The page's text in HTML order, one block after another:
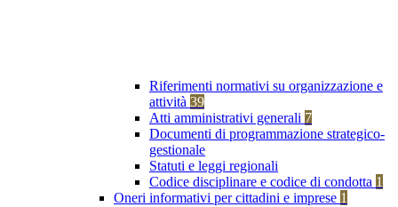
Riferimenti normativi su organizzazione e
attività 39
Atti amministrativi generali 7
Documenti di programmazione strategico-
gestionale
Statuti e leggi regionali
Codice disciplinare e codice di condotta 1
Oneri informativi per cittadini e imprese 1